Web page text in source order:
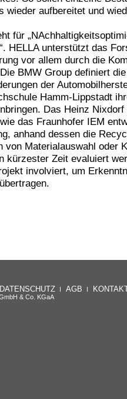
wieder aufbereitet und
für
HELLA unterstützt das
vor allem durch die
BMW Group definiert
der
Hamm-Lippstadt
Das Heinz
das Fraunhofer IEM
anhand dessen die
von Materialauswahl oder
kürzester Zeit evaluiert
involviert, um
DATENSCHUTZ AGB
& Co. KGaA